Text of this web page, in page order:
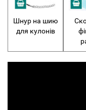
Шнур на шию
для кулонів